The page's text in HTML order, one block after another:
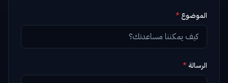
الموضوع*
الرسالة *